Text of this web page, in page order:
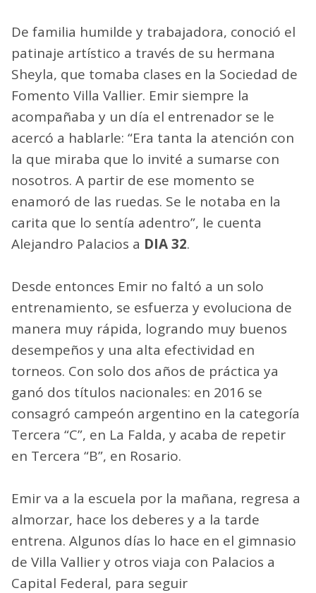
De familia humilde y trabajadora, conoció el
patinaje artístico a través de su hermana
Sheyla, que tomaba clases en la Sociedad de
Fomento Villa Vallier. Emir siempre la
acompañaba y un día el entrenador se le
acercó a hablarle: “Era tanta la atención con
la que miraba que lo invité a sumarse con
nosotros. A partir de ese momento se
enamoró de las ruedas. Se le notaba en la
carita que lo sentía adentro”, le cuenta
Alejandro Palacios a DIA 32.
Desde entonces Emir no faltó a un solo
entrenamiento, se esfuerza y evoluciona de
manera muy rápida, logrando muy buenos
desempeños y una alta efectividad en
torneos. Con solo dos años de práctica ya
ganó dos títulos nacionales: en 2016 se
consagró campeón argentino en la categoría
Tercera “C”, en La Falda, y acaba de repetir
en Tercera “B”, en Rosario.
Emir va a la escuela por la mañana, regresa a
almorzar, hace los deberes y a la tarde
entrena. Algunos días lo hace en el gimnasio
de Villa Vallier y otros viaja con Palacios a
Capital Federal, para seguir